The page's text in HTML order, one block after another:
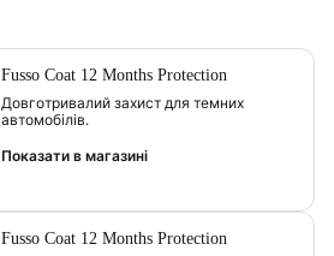
Fusso Coat 12 Months Protection
Довготривалий захист для темних
автомобілів.
Показати в магазині
Fusso Coat 12 Months Protection